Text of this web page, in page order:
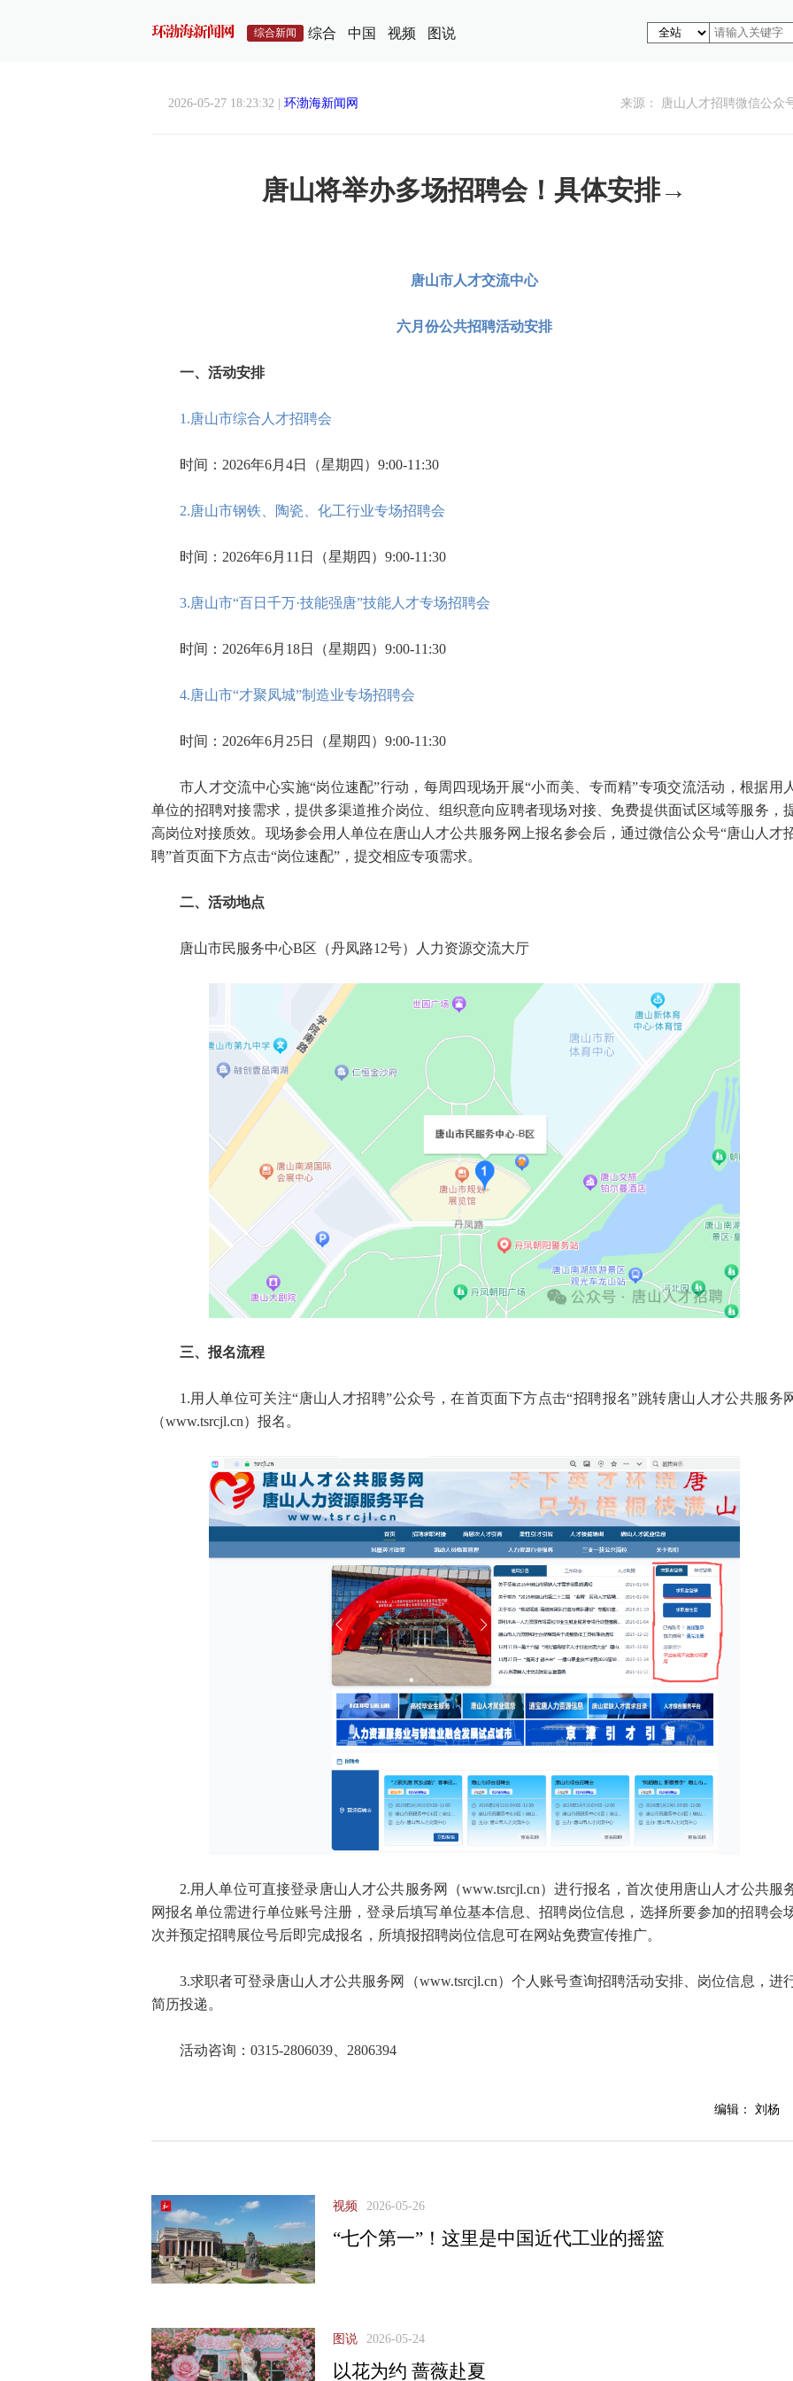
综合新闻 综合 中国 视频 图说
2026-05-27 18:23:32 | 环渤海新闻网 来源： 唐山人才招聘微信公众
唐山将举办多场招聘会！具体安排→
唐山市人才交流中心
六月份公共招聘活动安排
一、活动安排
1.唐山市综合人才招聘会
时间：2026年6月4日（星期四）9:00-11:30
2.唐山市钢铁、陶瓷、化工行业专场招聘会
时间：2026年6月11日（星期四）9:00-11:30
3.唐山市“百日千万·技能强唐”技能人才专场招聘会
时间：2026年6月18日（星期四）9:00-11:30
4.唐山市“才聚凤城”制造业专场招聘会
时间：2026年6月25日（星期四）9:00-11:30
市人才交流中心实施“岗位速配”行动，每周四现场开展“小而美、专而精”专项交流活动，根据用
单位的招聘对接需求，提供多渠道推介岗位、组织意向应聘者现场对接、免费提供面试区域等服务，
高岗位对接质效。现场参会用人单位在唐山人才公共服务网上报名参会后，通过微信公众号“唐山人才
聘”首页面下方点击“岗位速配”，提交相应专项需求。
二、活动地点
唐山市民服务中心B区（丹凤路12号）人力资源交流大厅
三、报名流程
1.用人单位可关注“唐山人才招聘”公众号，在首页面下方点击“招聘报名”跳转唐山人才公共服务
（www.tsrcjl.cn）报名。
2.用人单位可直接登录唐山人才公共服务网（www.tsrcjl.cn）进行报名，首次使用唐山人才公共服
网报名单位需进行单位账号注册，登录后填写单位基本信息、招聘岗位信息，选择所要参加的招聘会
次并预定招聘展位号后即完成报名，所填报招聘岗位信息可在网站免费宣传推广。
3.求职者可登录唐山人才公共服务网（www.tsrcjl.cn）个人账号查询招聘活动安排、岗位信息，进
简历投递。
活动咨询：0315-2806039、2806394
编辑： 刘杨
视频 2026-05-26
“七个第一”！这里是中国近代工业的摇篮
图说 2026-05-24
以花为约 蔷薇赴夏